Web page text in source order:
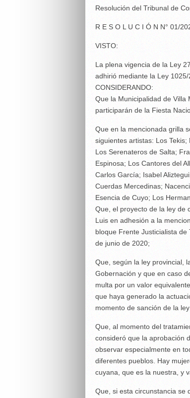
Resolución del Tribunal de
R E S O L U C I Ó N N° 01/
VISTO:
La plena vigencia de la Ley
adhirió mediante la Ley
CONSIDERANDO:
Que la Municipalidad de Villa
participarán de la Fiesta
Que en la mencionada grilla
siguientes artistas: Los
Los Serenateros de Salta;
Espinosa; Los Cantores del
Carlos García; Isabel
Cuerdas Mercedinas;
Esencia de Cuyo; Los
Que, el proyecto de la ley de
Luis en adhesión a la
bloque Frente Justicialista
de junio de 2020;
Que, según la ley provincial,
Gobernación y que en caso
multa por un valor
que haya generado la
momento de sanción de la
Que, al momento del
consideró que la aprobación
observar especialmente en
diferentes pueblos. Hay
cuyana, que es la nuestra, y
Que, si esta circunstancia se